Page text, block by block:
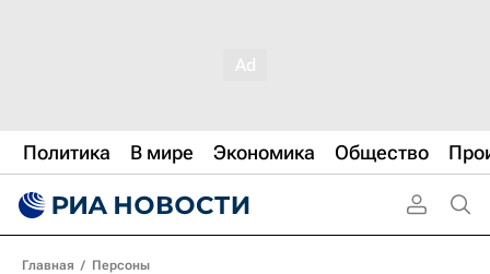
Политика В мире Экономика Общество
Главная / Персоны